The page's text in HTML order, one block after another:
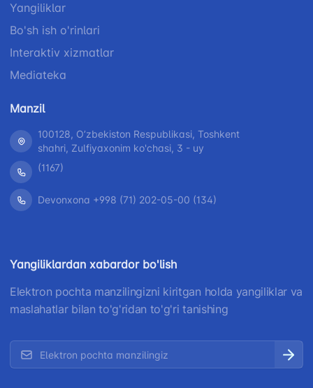
Yangiliklar
Bo'sh ish o'rinlari
Interaktiv xizmatlar
Mediateka
Manzil
100128, Oʼzbekiston Respublikasi, Toshkent
shahri, Zulfiyaxonim ko'chasi, 3 - uy
(1167)
Devonxona +998 (71) 202-05-00 (134)
Yangiliklardan xabardor bo'lish
Elektron pochta manzilingizni kiritgan holda yangiliklar va
maslahatlar bilan to'g'ridan to'g'ri tanishing